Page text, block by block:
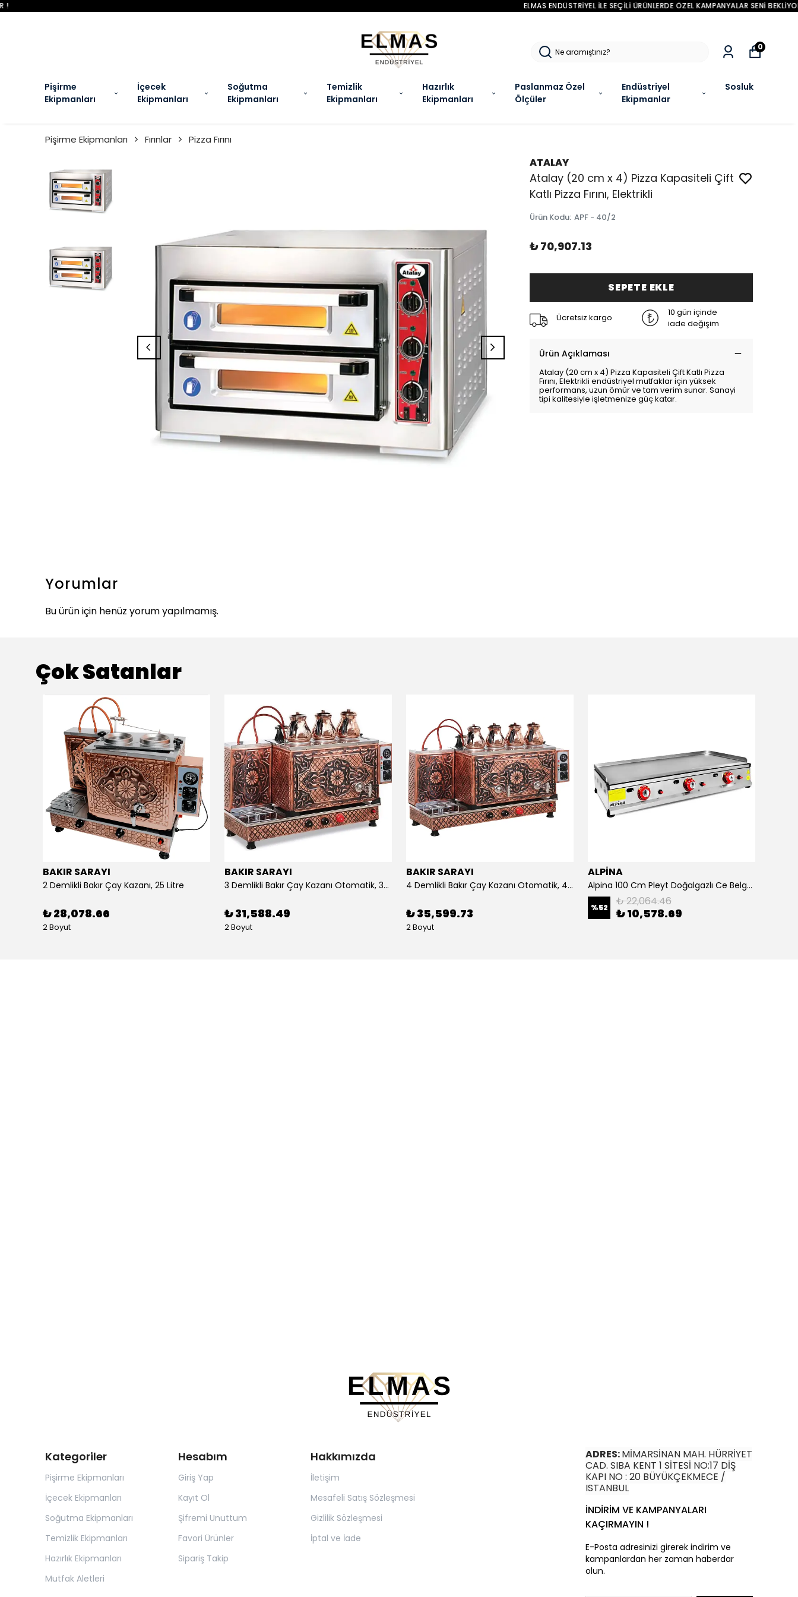
ELMAS ENDÜSTRIYEL ILE SEÇILI ÜRÜNLERDE ÖZEL KAMPANYALAR SENI BEKLIYOR !
Pişirme
Ekipmanları
İçecek
Ekipmanları
Soğutma
Ekipmanları
Temizlik
Ekipmanları
Hazırlık
Ekipmanları
Paslanmaz Özel
Ölçüler
Endüstriyel
Ekipmanlar
Sosluk
0
Pişirme Ekipmanları Fırınlar Pizza Fırını
ATALAY
Atalay (20 cm x 4) Pizza Kapasiteli Çift
Katlı Pizza Fırını, Elektrikli
Ürün Kodu: APF - 40/2
₺ 70,907.13
SEPETE EKLE
Ücretsiz kargo
10 gün içinde
iade değişim
Ürün Açıklaması
Atalay (20 cm x 4) Pizza Kapasiteli Çift Katlı Pizza
Fırını, Elektrikli endüstriyel mutfaklar için yüksek
performans, uzun ömür ve tam verim sunar. Sanayi
tipi kalitesiyle işletmenize güç katar.
Yorumlar
Bu ürün için henüz yorum yapılmamış.
Çok Satanlar
BAKIR SARAYI
2 Demlikli Bakır Çay Kazanı, 25 Litre
₺ 28,078.66
2 Boyut
BAKIR SARAYI
3 Demlikli Bakır Çay Kazanı Otomatik, 30 Litre
₺ 31,588.49
2 Boyut
BAKIR SARAYI
4 Demlikli Bakır Çay Kazanı Otomatik, 40 Litre
₺ 35,599.73
2 Boyut
ALPİNA
Alpina 100 Cm Pleyt Doğalgazlı Ce Belgeli
%52 ₺ 22,064.46
₺ 10,578.69
Kategoriler
Pişirme Ekipmanları
İçecek Ekipmanları
Soğutma Ekipmanları
Temizlik Ekipmanları
Hazırlık Ekipmanları
Mutfak Aletleri
Hesabım
Giriş Yap
Kayıt Ol
Şifremi Unuttum
Favori Ürünler
Sipariş Takip
Hakkımızda
İletişim
Mesafeli Satış Sözleşmesi
Gizlilik Sözleşmesi
İptal ve İade
ADRES:MİMARSİNAN MAH. HÜRRİYET
CAD. SIBA KENT 1 SİTESİ NO:17 DİŞ
KAPI NO : 20 BÜYÜKÇEKMECE /
ISTANBUL
İNDİRİM VE KAMPANYALARI
KAÇIRMAYIN !
E-Posta adresinizi girerek indirim ve
kampanlardan her zaman haberdar
olun.